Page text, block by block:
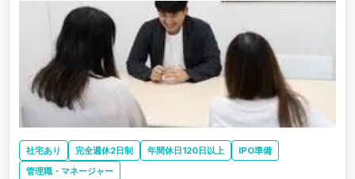
社宅あり 完全週休2日制 年間休日120日以上
IPO準備
管理職・マネージャー